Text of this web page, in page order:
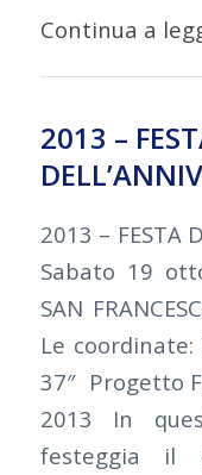
Continua a
2013 –
2013 – FESTA
Sabato 19
SAN
Le
37″ Progetto
2013 In
festeggia il